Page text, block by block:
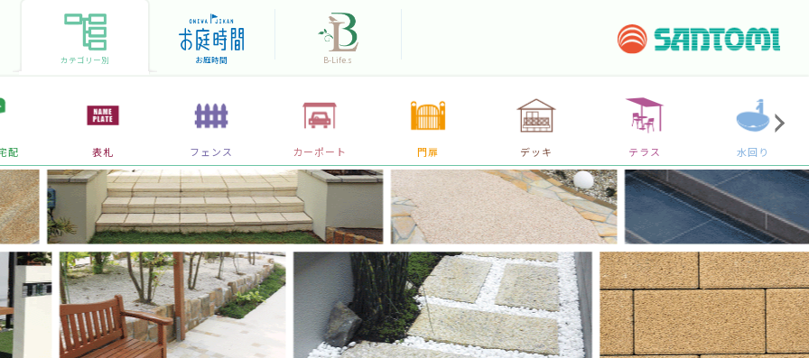
カテゴリー別 お庭時間 B-Life.s
配 表札 フェンス カーポート 門扉 デッキ テラス 水回り